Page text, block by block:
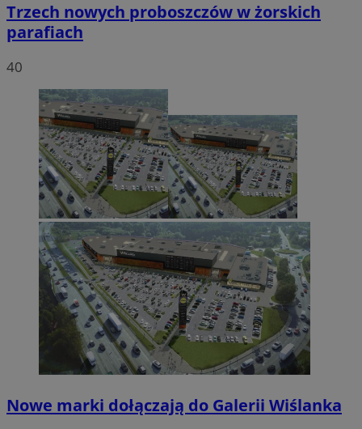
Trzech nowych proboszczów w żorskich
parafiach
40
Nowe marki dołączają do Galerii Wiślanka